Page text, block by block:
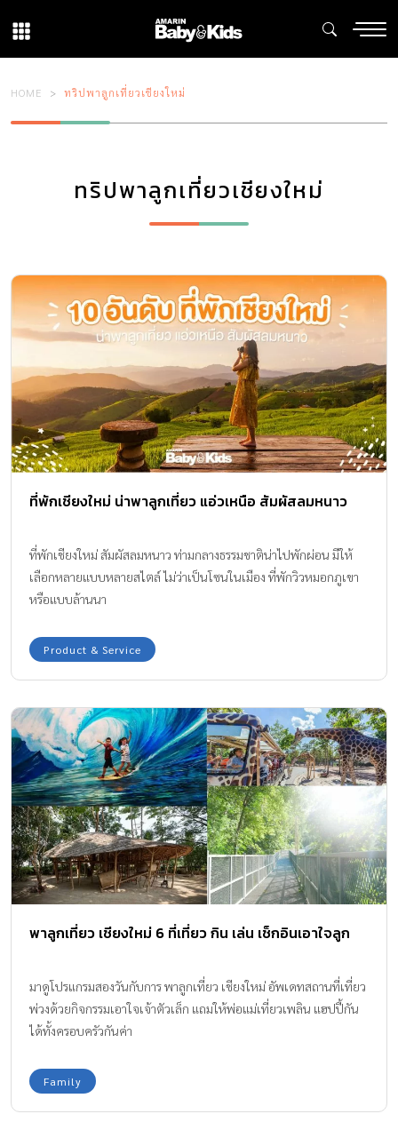
HOME ทริปพาลูกเที่ยวเชียงใหม่
ทริปพาลูกเที่ยวเชียงใหม่
ที่พักเชียงใหม่ น่าพาลูกเที่ยว แอ่วเหนือ สัมผัสลมหนาว
ที่พักเชียงใหม่ สัมผัสลมหนาว ท่ามกลางธรรมชาติน่าไปพักผ่อน มีให้
เลือกหลายแบบหลายสไตล์ ไม่ว่าเป็นโซนในเมือง ที่พักวิวหมอกภูเขา
หรือแบบล้านนา
Product & Service
พาลูกเที่ยว เชียงใหม่ 6 ที่เที่ยว กิน เล่น เช็กอินเอาใจลูก
มาดูโปรแกรมสองวันกับการ พาลูกเที่ยว เชียงใหม่ อัพเดทสถานที่เที่ยว
พ่วงด้วยกิจกรรมเอาใจเจ้าตัวเล็ก แถมให้พ่อแม่เที่ยวเพลิน แฮปปี้กัน
ได้ทั้งครอบครัวกันค่า
Family